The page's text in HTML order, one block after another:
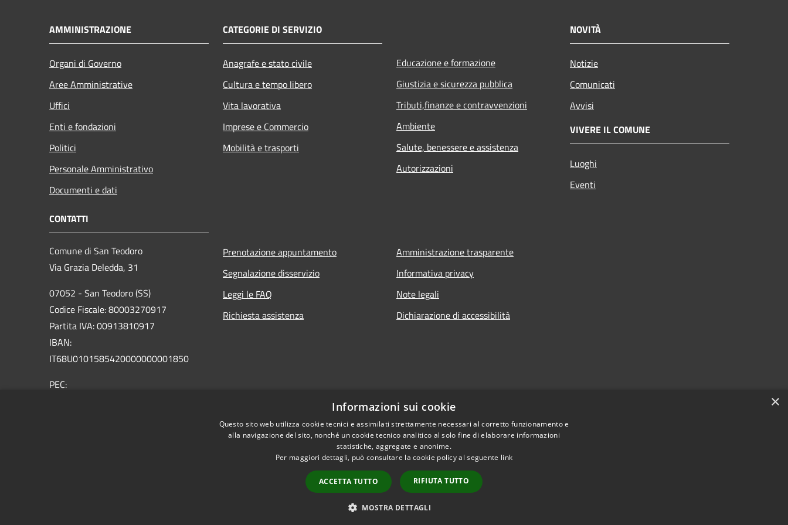
AMMINISTRAZIONE
Organi di Governo
Aree Amministrative
Uffici
Enti e fondazioni
Politici
Personale Amministrativo
Documenti e dati
CATEGORIE DI SERVIZIO
Anagrafe e stato civile
Cultura e tempo libero
Vita lavorativa
Imprese e Commercio
Mobilità e trasporti
Educazione e formazione
Giustizia e sicurezza pubblica
Tributi,finanze e contravvenzioni
Ambiente
Salute, benessere e assistenza
Autorizzazioni
NOVITÀ
Notizie
Comunicati
Avvisi
VIVERE IL COMUNE
Luoghi
Eventi
CONTATTI
Comune di San Teodoro
Via Grazia Deledda, 31
07052 - San Teodoro (SS)
Codice Fiscale: 80003270917
Partita IVA: 00913810917
IBAN:
IT68U0101585420000000001850
PEC:
Prenotazione appuntamento
Segnalazione disservizio
Leggi le FAQ
Richiesta assistenza
Amministrazione trasparente
Informativa privacy
Note legali
Dichiarazione di accessibilità
Copyright © 2026 • Comune di San Teodoro • Powered by
×
Informazioni sui cookie
Questo sito web utilizza cookie tecnici e assimilati strettamente necessari al corretto funzionamento e
alla navigazione del sito, nonché un cookie tecnico analitico al solo fine di elaborare informazioni
statistiche, aggregate e anonime.
Per maggiori dettagli, può consultare la cookie policy al seguente link
ACCETTA TUTTO RIFIUTA TUTTO
MOSTRA DETTAGLI